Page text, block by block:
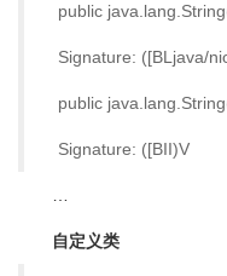
public
Signature: ([BLjava/
public
Signature: ([BII)V
自定义类